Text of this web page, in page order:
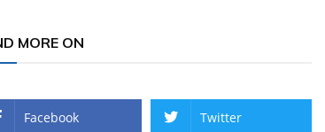
MORE ON
Facebook Twitter